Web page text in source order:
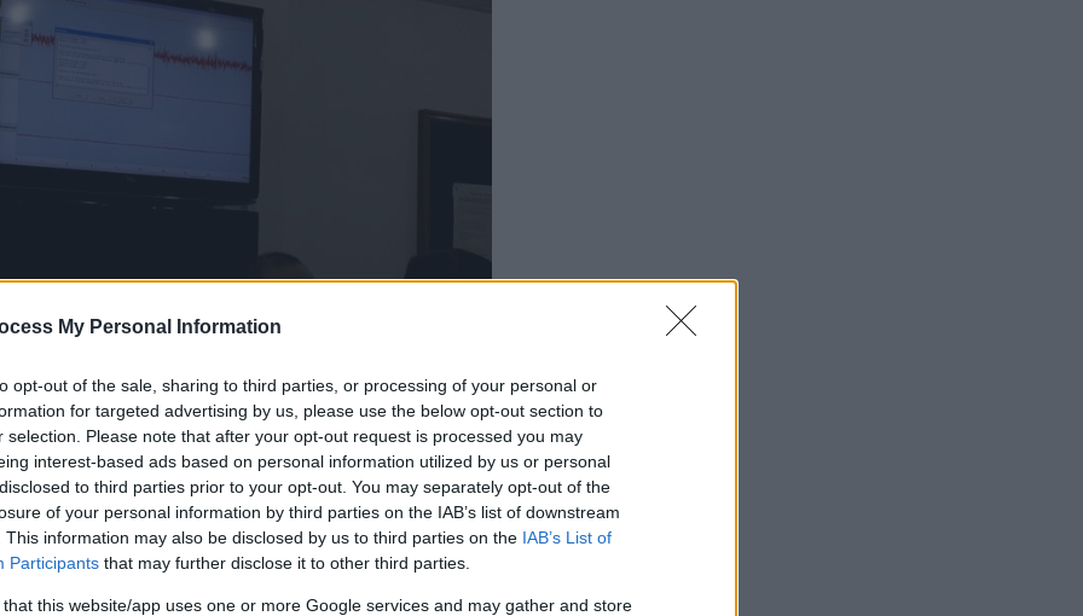
My Personal Information
opt-out of the sale, sharing to third parties, or processing of your personal or
for targeted advertising by us, please use the below opt-out section to
selection. Please note that after your opt-out request is processed you may
interest-based ads based on personal information utilized by us or personal
to third parties prior to your opt-out. You may separately opt-out of the
of your personal information by third parties on the IAB’s list of downstream
This information may also be disclosed by us to third parties on the IAB’s List of
Participants that may further disclose it to other third parties.
that this website/app uses one or more Google services and may gather and store
το ΕΘΝΟΣ στη Google
(14/12), λίγο μετά τις 7:30, ανοιχτά